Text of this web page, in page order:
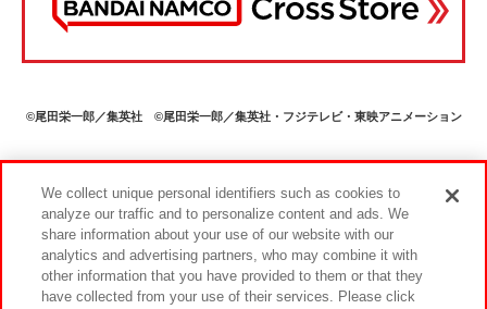
©尾田栄一郎／集英社 ©尾田栄一郎／集英社・フジテレビ・東映アニメーション
写真と実際の商品とは異なる場合がございますのでご了承ください。
このホームページに掲載されているすべての画像、文章、データ等の無断転用、転
載はお断りします。
掲載している商品が品切れの際はご容赦ください。
We collect unique personal identifiers such as cookies to
analyze our traffic and to personalize content and ads. We
share information about your use of our website with our
analytics and advertising partners, who may combine it with
other information that you have provided to them or that they
have collected from your use of their services. Please click